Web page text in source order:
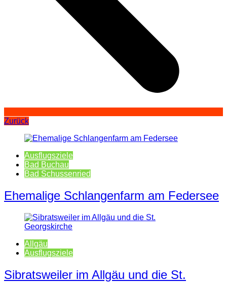
Zurück
Ausflugsziele
Bad Buchau
Bad Schussenried
Ehemalige Schlangenfarm am Federsee
Allgäu
Ausflugsziele
Sibratsweiler im Allgäu und die St.